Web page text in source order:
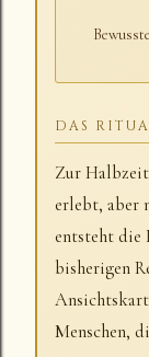
DAS
Zur
erlebt, aber
entsteht die
bisherigen
Menschen,